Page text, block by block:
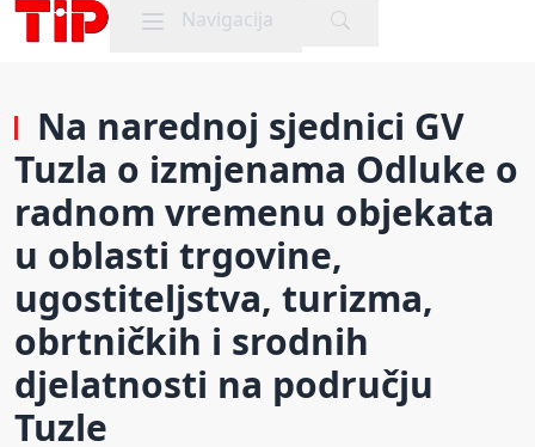
Mobile menu
Navigacija
Na narednoj sjednici GV
Tuzla o izmjenama Odluke o
radnom vremenu objekata
u oblasti trgovine,
ugostiteljstva, turizma,
obrtničkih i srodnih
djelatnosti na području
Tuzle